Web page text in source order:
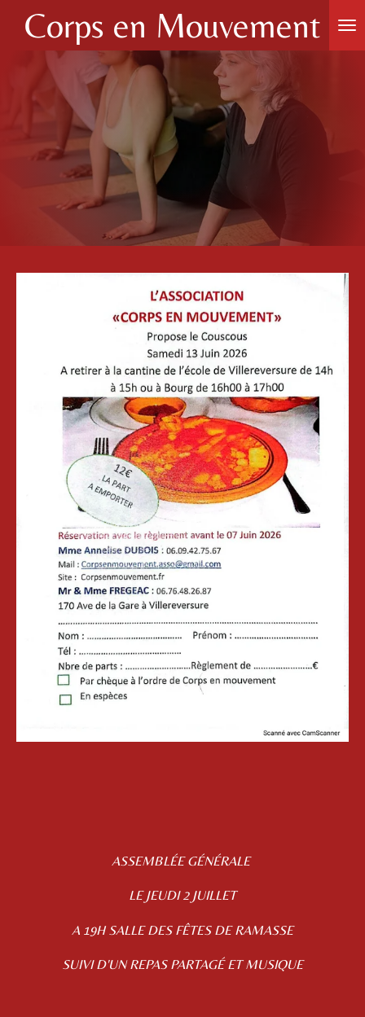
Passer
contenu
principal
Corps en Mouvement
ASSEMBLÉE GÉNÉRALE
LE JEUDI 2 JUILLET
A 19H SALLE DES FÊTES DE RAMASSE
SUIVI D'UN REPAS PARTAGÉ ET MUSIQUE